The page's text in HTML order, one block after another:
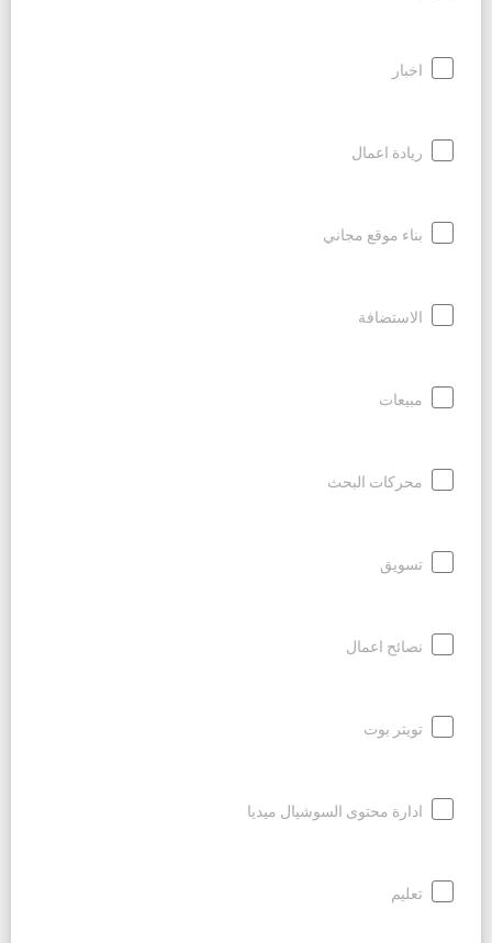
اخبار
ريادة اعمال
بناء موقع مجاني
الاستضافة
مبيعات
محركات البحث
تسويق
نصائح اعمال
تويتر بوت
ادارة محتوى السوشيال ميديا
تعليم